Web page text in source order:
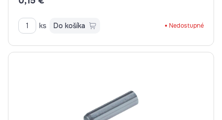
ks Do košíka Nedostupné